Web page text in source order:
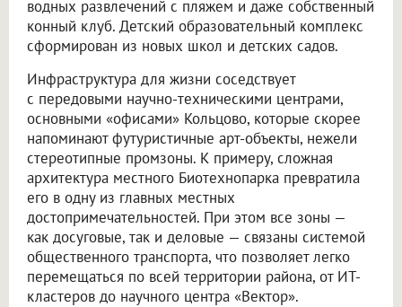
водных развлечений с пляжем и даже собственный
конный клуб. Детский образовательный комплекс
сформирован из новых школ и детских садов.
Инфраструктура для жизни соседствует
с передовыми научно-техническими центрами,
основными «офисами» Кольцово, которые скорее
напоминают футуристичные арт-объекты, нежели
стереотипные промзоны. К примеру, сложная
архитектура местного Биотехнопарка превратила
его в одну из главных местных
достопримечательностей. При этом все зоны —
как досуговые, так и деловые — связаны системой
общественного транспорта, что позволяет легко
перемещаться по всей территории района, от ИТ-
кластеров до научного центра «Вектор».